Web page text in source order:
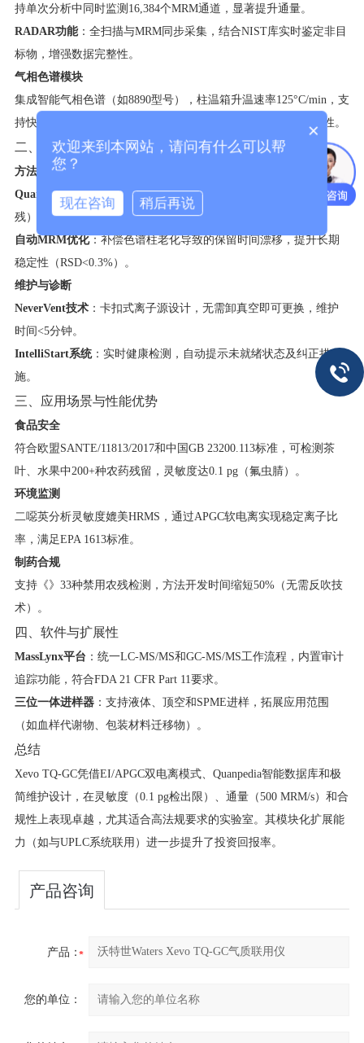
持单次分析中同时监测16,384个MRM通道，显著提升通量。
​RADAR功能​​：全扫描与MRM同步采集，结合NIST库实时鉴定非目
标物，增强数据完整性。
​气相色谱模块​
集成智能气相色谱（如8890型号），柱温箱升温速率125°C/min，支
持快速分离；电子压力控制（EPC）精度±0.001 psi，确保重现性。
二、智能化与自动化功能
​方法开发与数据库​
​Quanpedia数据库​​：预置法规相关化合物（如农药、药典禁用农
残）的MRM参数，减少方法开发时间90%。
​自动MRM优化​​：补偿色谱柱老化导致的保留时间漂移，提升长期
稳定性（RSD<0.3%）。
​维护与诊断​
​NeverVent技术​​：卡扣式离子源设计，无需卸真空即可更换，维护
时间<5分钟。
​IntelliStart系统​​：实时健康检测，自动提示未就绪状态及纠正措
施。
三、应用场景与性能优势
​食品安全​
符合欧盟SANTE/11813/2017和中国GB 23200.113标准，可检测茶
叶、水果中200+种农药残留，灵敏度达0.1 pg（氟虫腈）。
​环境监测​
二噁英分析灵敏度媲美HRMS，通过APGC软电离实现稳定离子比
率，满足EPA 1613标准。
​制药合规​
支持《》33种禁用农残检测，方法开发时间缩短50%（无需反吹技
术）。
四、软件与扩展性
​MassLynx平台​ ​：统一LC-MS/MS和GC-MS/MS工作流程，内置审计
追踪功能，符合FDA 21 CFR Part 11要求。
​三位一体进样器​​：支持液体、顶空和SPME进样，拓展应用范围
（如血样代谢物、包装材料迁移物）。
总结
Xevo TQ-GC凭借EI/APGC双电离模式、Quanpedia智能数据库和极
简维护设计，在灵敏度（0.1 pg检出限）、通量（500 MRM/s）和合
规性上表现卓越，尤其适合高法规要求的实验室。其模块化扩展能
力（如与UPLC系统联用）进一步提升了投资回报率。
产品咨询
产品：
您的单位：
×
欢迎来到本网站，请问有什么可以帮
您？
现在咨询 稍后再说